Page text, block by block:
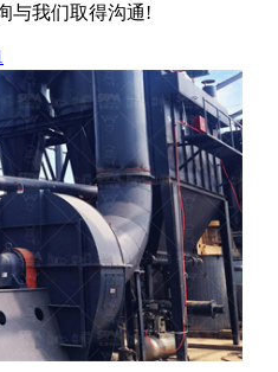
与我们取得沟通!